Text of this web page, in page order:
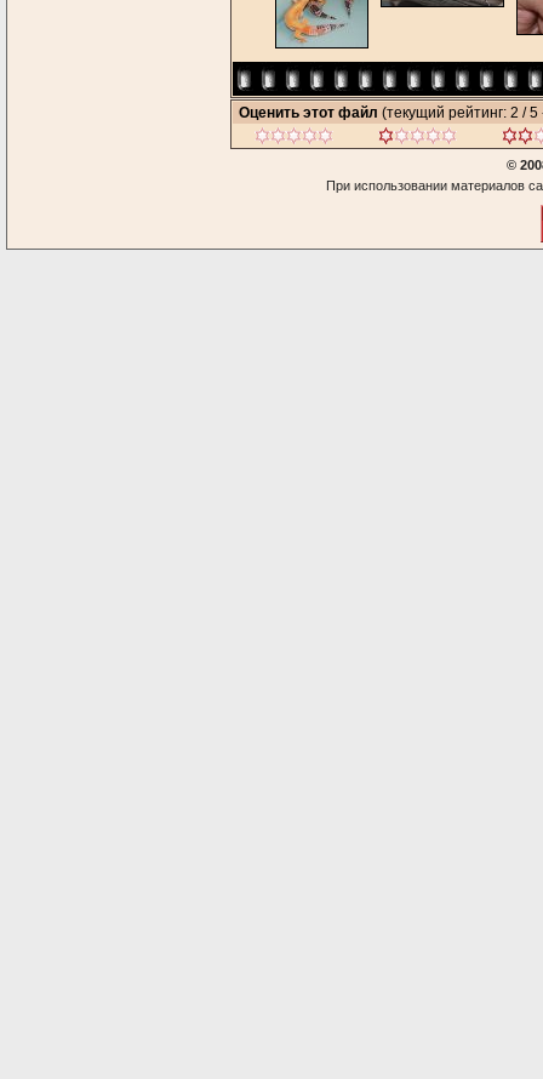
Оценить этот файл (текущий рейтинг: 2 / 5
©
При использовании материалов